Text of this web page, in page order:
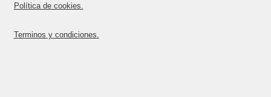
Política de cookies.
Terminos y condiciones.